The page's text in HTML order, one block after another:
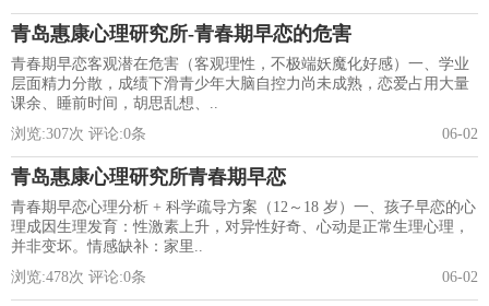
青岛惠康心理研究所-青春期早恋的危害
青春期早恋客观潜在危害（客观理性，不极端妖魔化好感）一、学业
层面精力分散，成绩下滑青少年大脑自控力尚未成熟，恋爱占用大量
课余、睡前时间，胡思乱想、..
浏览:307次 评论:0条 06-02
青岛惠康心理研究所青春期早恋
青春期早恋心理分析 + 科学疏导方案（12～18 岁）一、孩子早恋的心
理成因生理发育：性激素上升，对异性好奇、心动是正常生理心理，
并非变坏。情感缺补：家里..
浏览:478次 评论:0条 06-02